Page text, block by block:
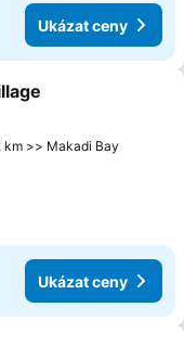
Ukázat ceny
seznam oblíbených
km >> Makadi Bay
Ukázat ceny